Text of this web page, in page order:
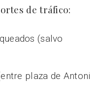
de tráfico:
(salvo
plaza de Antoni